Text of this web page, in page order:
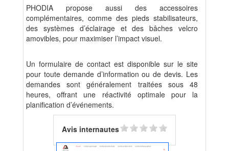
PHODIA propose aussi des accessoires
complémentaires, comme des pieds stabilisateurs,
des systèmes d’éclairage et des bâches velcro
amovibles, pour maximiser l’impact visuel.
Un formulaire de contact est disponible sur le site
pour toute demande d’information ou de devis. Les
demandes sont généralement traitées sous 48
heures, offrant une réactivité optimale pour la
planification d’événements.
Avis internautes